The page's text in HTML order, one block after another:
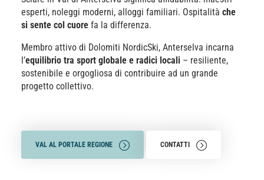
esperti, noleggi moderni, alloggi familiari. Ospitalità che
si sente col cuore fa la differenza.
Membro attivo di Dolomiti NordicSki, Anterselva incarna
l’equilibrio tra sport globale e radici locali – resiliente,
sostenibile e orgogliosa di contribuire ad un grande
progetto collettivo.
VAL AL PORTALE REGIONE CONTATTI